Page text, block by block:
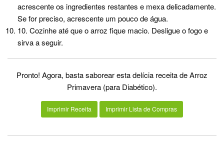
acrescente os ingredientes restantes e mexa delicadamente.
Se for preciso, acrescente um pouco de água.
10. Cozinhe até que o arroz fique macio. Desligue o fogo e
sirva a seguir.
Pronto! Agora, basta saborear esta delícia receita de Arroz
Primavera (para Diabético).
Imprimir Receita Imprimir Lista de Compras